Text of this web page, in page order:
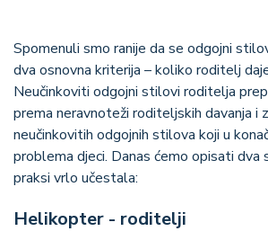
Spomenuli smo ranije da se odgojni
dva osnovna kriterija – koliko roditelj
Neučinkoviti odgojni stilovi roditelja
prema neravnoteži roditeljskih davanja i
neučinkovitih odgojnih stilova koji u
problema djeci. Danas ćemo opisati dva
praksi vrlo učestala:
Helikopter - roditelji